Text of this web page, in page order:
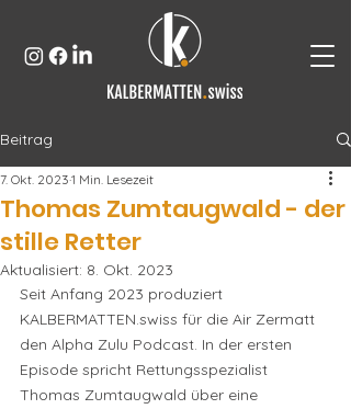
Beitrag
Thomas Zumtaugwald - der
stille Retter
7. Okt. 2023 1 Min. Lesezeit
Aktualisiert: 8. Okt. 2023
Seit Anfang 2023 produziert
KALBERMATTEN.swiss für die Air Zermatt
den Alpha Zulu Podcast. In der ersten
Episode spricht Rettungsspezialist
Thomas Zumtaugwald über eine